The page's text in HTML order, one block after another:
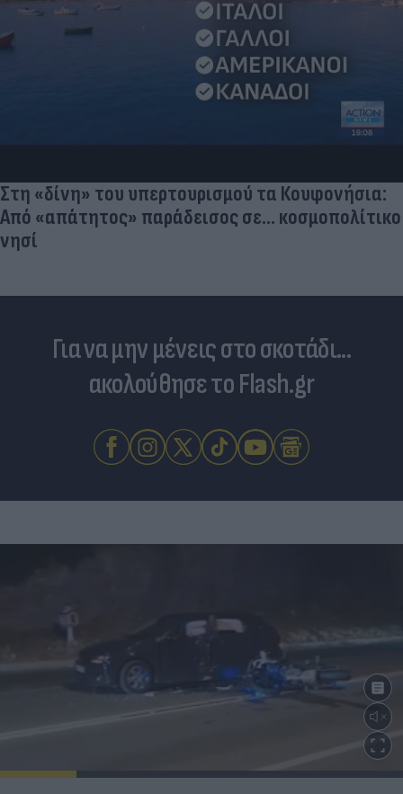
Στη «δίνη» του υπερτουρισμού τα Κουφονήσια:
Από «απάτητος» παράδεισος σε... κοσμοπολίτικο
νησί
Για να μην μένεις στο σκοτάδι...
ακολούθησε το Flash.gr